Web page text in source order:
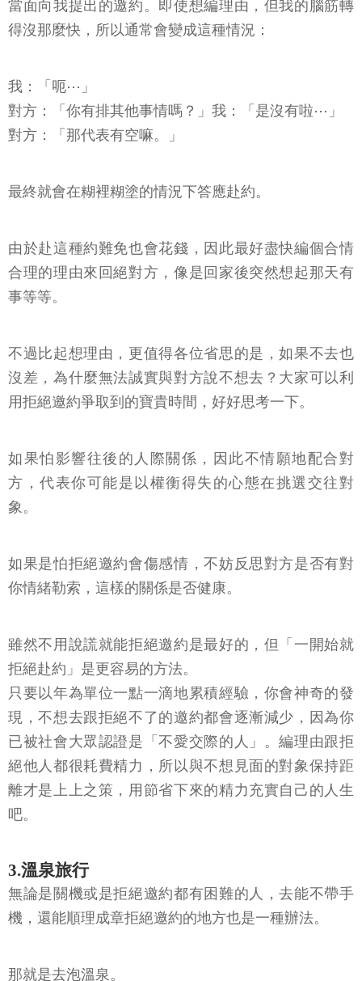
當面向我提出的邀約。即使想編理由，但我的腦筋轉
得沒那麼快，所以通常會變成這種情況：
我：「呃⋯」
對方：「你有排其他事情嗎？」我：「是沒有啦⋯」
對方：「那代表有空嘛。」
最終就會在糊裡糊塗的情況下答應赴約。
由於赴這種約難免也會花錢，因此最好盡快編個合情
合理的理由來回絕對方，像是回家後突然想起那天有
事等等。
不過比起想理由，更值得各位省思的是，如果不去也
沒差，為什麼無法誠實與對方說不想去？大家可以利
用拒絕邀約爭取到的寶貴時間，好好思考一下。
如果怕影響往後的人際關係，因此不情願地配合對
方，代表你可能是以權衡得失的心態在挑選交往對
象。
如果是怕拒絕邀約會傷感情，不妨反思對方是否有對
你情緒勒索，這樣的關係是否健康。
雖然不用說謊就能拒絕邀約是最好的，但「一開始就
拒絕赴約」是更容易的方法。
只要以年為單位一點一滴地累積經驗，你會神奇的發
現，不想去跟拒絕不了的邀約都會逐漸減少，因為你
已被社會大眾認證是「不愛交際的人」。編理由跟拒
絕他人都很耗費精力，所以與不想見面的對象保持距
離才是上上之策，用節省下來的精力充實自己的人生
吧。
3.溫泉旅行
無論是關機或是拒絕邀約都有困難的人，去能不帶手
機，還能順理成章拒絕邀約的地方也是一種辦法。
那就是去泡溫泉。